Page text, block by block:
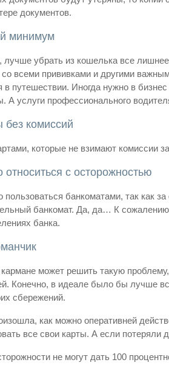
документов.
минимум
убрать из кошелька все
со всеми прививками и другими
в путешествии. Иногда нужно в
А услуги профессионального
без комиссий
которые не взимают комиссии
с осторожностью
пользоваться банкоматами, так как
банкомат. Да, да… К
банка.
может решить такую
Конечно, в идеале было бы лучше
сбережений.
как можно оперативней
все свои карты. А если потеряли
не могут дать 100